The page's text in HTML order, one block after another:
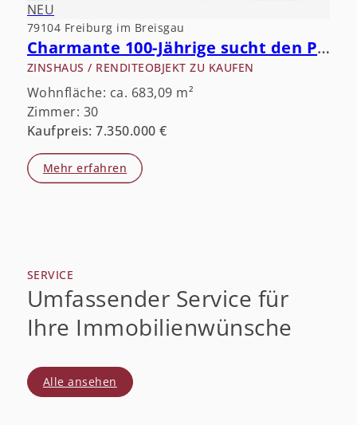
NEU
79104 Freiburg im Breisgau
Charmante 100-Jährige sucht den Partner fürs Leben.
ZINSHAUS / RENDITEOBJEKT ZU KAUFEN
Wohnfläche: ca. 683,09 m²
Zimmer: 30
Kaufpreis: 7.350.000 €
Mehr erfahren
SERVICE
Umfassender Service für
Ihre Immobilienwünsche
Alle ansehen